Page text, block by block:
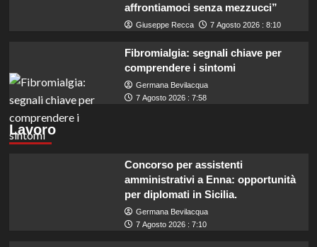
affrontiamoci senza mezzucci”
Giuseppe Recca 7 Agosto 2026 : 8:10
Fibromialgia: segnali chiave per
comprendere i sintomi
Germana Bevilacqua
7 Agosto 2026 : 7:58
Lavoro
Concorso per assistenti
amministrativi a Enna: opportunità
per diplomati in Sicilia.
Germana Bevilacqua
7 Agosto 2026 : 7:10